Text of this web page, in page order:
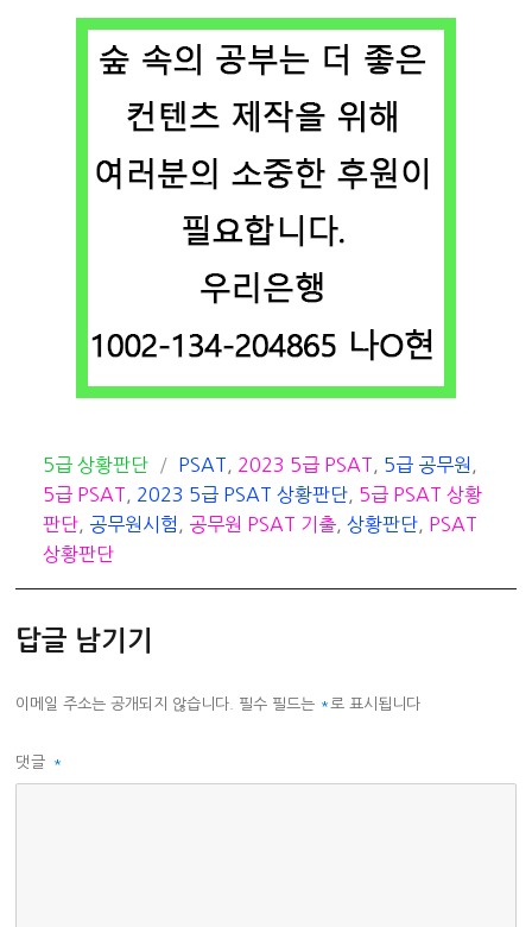
카
테
고
리
5급 상황판단
태
그
PSAT 2023 5급 PSAT 5급 공무원
5급 PSAT
2023 5급 PSAT 상황판단
5급 PSAT 상황
판단
공무원시험 공무원 PSAT 기출 ,상황판단
PSAT
상황판단
답글 남기기
이메일 주소는 공개되지 않습니다. 필수 필드는 * 로 표시됩니다
댓글 *